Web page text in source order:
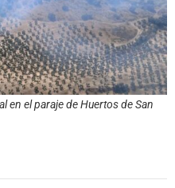
en el paraje de Huertos de San